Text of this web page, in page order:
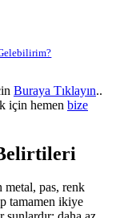
Buraya Tıklayın..
için hemen bize
metal, pas, renk
tamamen ikiye